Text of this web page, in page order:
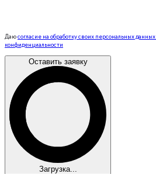
Даюсогласие на обработку своих персональных данных
конфиденциальности
Оставить заявку
Загрузка...